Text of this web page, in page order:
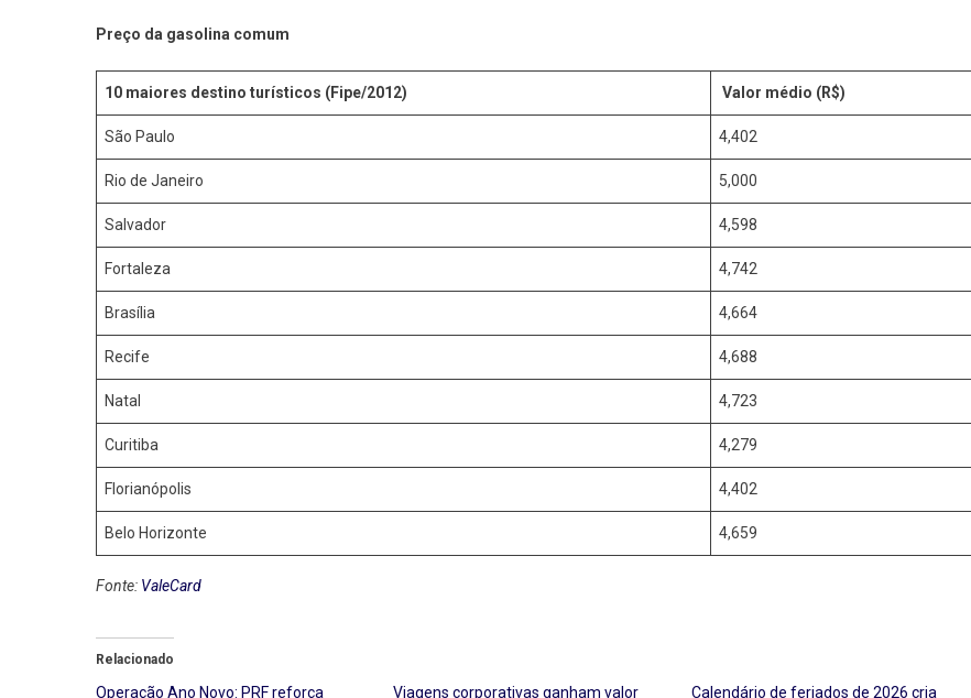
Preço da gasolina comum
10 maiores destino turísticos (Fipe/2012) Valor médio (R$)
São Paulo 4,402
Rio de Janeiro 5,000
Salvador 4,598
Fortaleza 4,742
Brasília 4,664
Recife 4,688
Natal 4,723
Curitiba 4,279
Florianópolis 4,402
Belo Horizonte 4,659
Fonte: ValeCard
Relacionado
Operação Ano Novo: PRF reforça
Viagens corporativas ganham valor
Calendário de feriados de 2026 cria